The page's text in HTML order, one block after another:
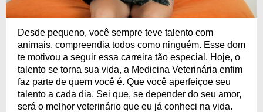
Desde pequeno, você sempre teve talento com
animais, compreendia todos como ninguém. Esse dom
te motivou a seguir essa carreira tão especial. Hoje, o
talento se torna sua vida, a Medicina Veterinária enfim
faz parte de quem você é. Que você aperfeiçoe seu
talento a cada dia. Sei que, se depender do seu amor,
será o melhor veterinário que eu já conheci na vida.